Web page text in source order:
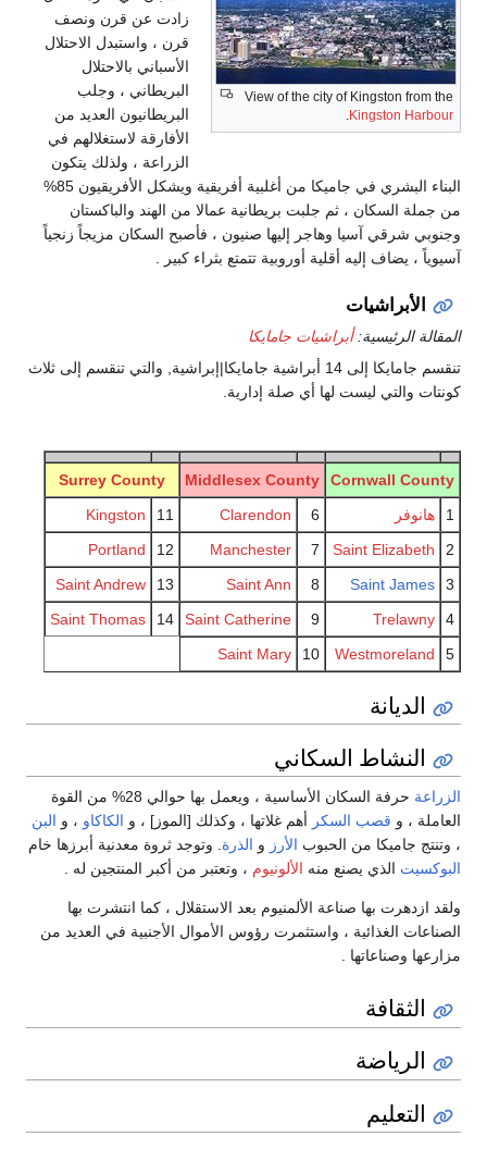
View of the city of Kingston from the
Kingston Harbour
.
زادت عن قرن ونصف
قرن ، واستبدل الاحتلال
الأسباني بالاحتلال
البريطاني ، وجلب
البريطانيون العديد من
الأفارقة لاستغلالهم في
الزراعة ، ولذلك يتكون
البناء البشري في جاميكا من أغلبية أفريقية ويشكل الأفريقيون 85%
من جملة السكان ، ثم جلبت بريطانية عمالا من الهند والباكستان
وجنوبي شرقي آسيا وهاجر إليها صنيون ، فأصبح السكان مزيجاً زنجياً
آسيوياً ، يضاف إليه أقلية أوروبية تتمتع بثراء كبير .
الأبراشيات
المقالة الرئيسية:أبراشيات جامايكا
تنقسم جامايكا إلى 14 أبراشية جامايكا|إبراشية, والتي تنقسم إلى ثلاث
كونتات والتي ليست لها أي صلة إدارية.
Cornwall County
Middlesex County
Surrey County
1
هانوفر 6
Clarendon
11
Kingston
2
Saint Elizabeth
7
Manchester
12
Portland
3
Saint James
8
Saint Ann
13
Saint Andrew
4
Trelawny
9
Saint Catherine
14
Saint Thomas
5
Westmoreland
10
Saint Mary
الديانة
النشاط السكاني
الزراعة
حرفة السكان الأساسية ، ويعمل بها حوالي 28% من القوة
العاملة ، و قصب السكر أهم غلاتها ، وكذلك [الموز] ، و الكاكاو ، و البن
، وتنتج جاميكا من الحبوب الأرز و الذرة. وتوجد ثروة معدنية أبرزها خام
البوكسيت الذي يصنع منه الألونيوم ، وتعتبر من أكبر المنتجين له .
ولقد ازدهرت بها صناعة الألمنيوم بعد الاستقلال ، كما انتشرت بها
الصناعات الغذائية ، واستثمرت رؤوس الأموال الأجنبية في العديد من
مزارعها وصناعاتها .
الثقافة
الرياضة
التعليم